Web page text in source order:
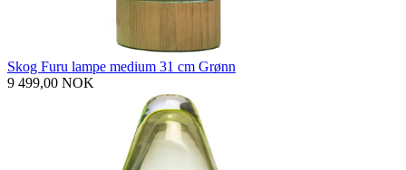
Skog Furu lampe medium 31 cm Grønn
9 499,00 NOK